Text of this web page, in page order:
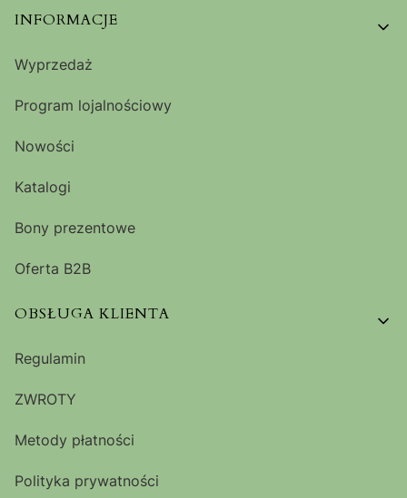
Linki w stopce
INFORMACJE
Wyprzedaż
Program lojalnościowy
Nowości
Katalogi
Bony prezentowe
Oferta B2B
OBSŁUGA KLIENTA
Regulamin
ZWROTY
Metody płatności
Polityka prywatności